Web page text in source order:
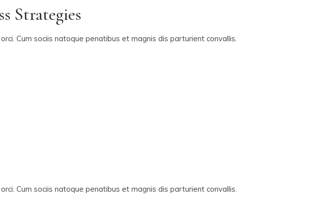
Strategies
Cum sociis natoque penatibus et magnis dis parturient convallis.
Cum sociis natoque penatibus et magnis dis parturient convallis.